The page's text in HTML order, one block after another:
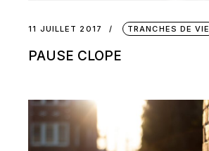
11 JUILLET 2017 TRANCHES DE VIE
PAUSE CLOPE